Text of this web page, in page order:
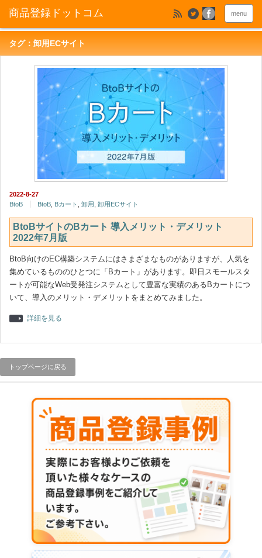
menu
タグ：卸用ECサイト
2022-8-27
BtoB
BtoB Bカート 卸用 卸用ECサイト
BtoBサイトのBカート 導入メリット・デメリット
2022年7月版
BtoB向けのEC構築システムにはさまざまなものがありますが、人気を
集めているもののひとつに「Bカート」があります。即日スモールスタ
ートが可能なWeb受発注システムとして豊富な実績のあるBカートにつ
いて、導入のメリット・デメリットをまとめてみました。
詳細を見る
トップページに戻る